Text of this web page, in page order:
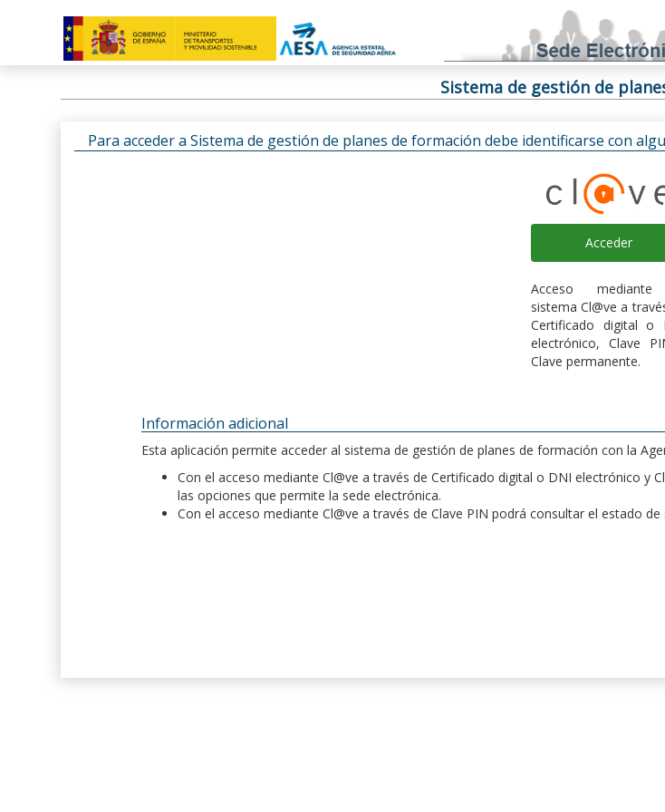
Sistema de gestión de
Para acceder a Sistema de gestión de planes de formación debe identificarse con
Acceder
Acceso
sistema Cl@ve a
Certificado digital o
electrónico, Clave
Clave permanente.
Información adicional
Esta aplicación permite acceder al sistema de gestión de planes de formación con la
Con el acceso mediante Cl@ve a través de Certificado digital o DNI electrónico y
las opciones que permite la sede electrónica.
Con el acceso mediante Cl@ve a través de Clave PIN podrá consultar el estado